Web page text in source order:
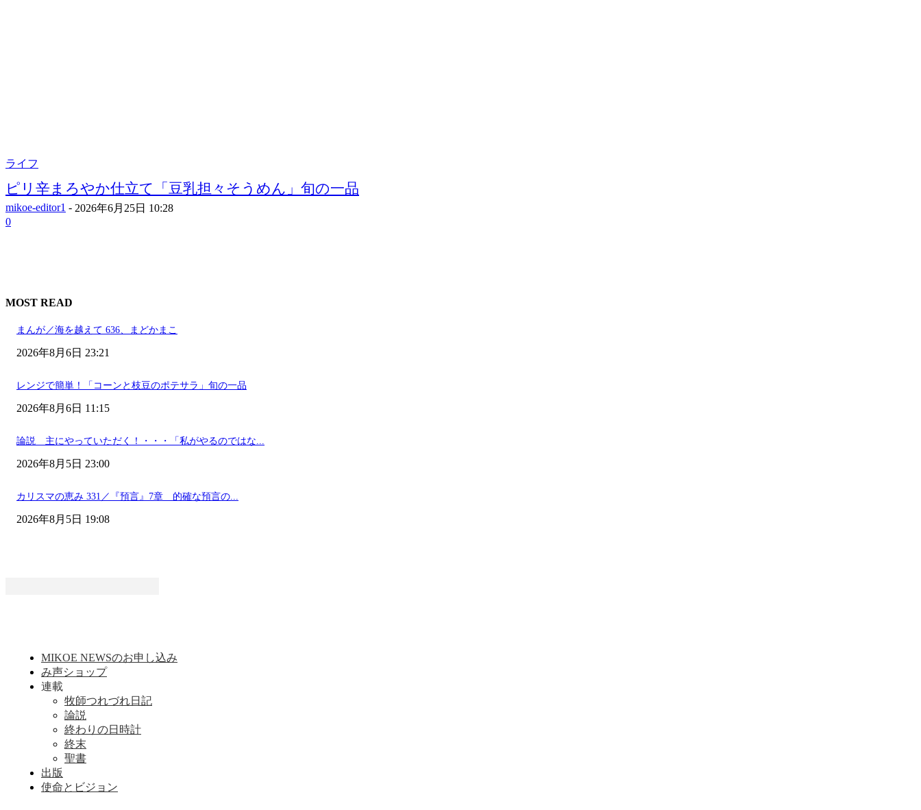
ライフ
ピリ辛まろやか仕立て「豆乳担々そうめん」旬の一品
mikoe-editor1 - 2026年6月25日 10:28
0
MOST READ
まんが／海を越えて 636、まどかまこ
2026年8月6日 23:21
レンジで簡単！「コーンと枝豆のポテサラ」旬の一品
2026年8月6日 11:15
論説 主にやっていただく！・・・「私がやるのではな...
2026年8月5日 23:00
カリスマの恵み 331／『預言』7章 的確な預言の...
2026年8月5日 19:08
MIKOE NEWSのお申し込み
み声ショップ
連載
牧師つれづれ日記
論説
終わりの日時計
終末
聖書
出版
使命とビジョン